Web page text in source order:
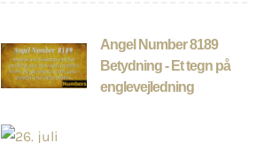
Angel Number 8189
Betydning - Et tegn på
englevejledning